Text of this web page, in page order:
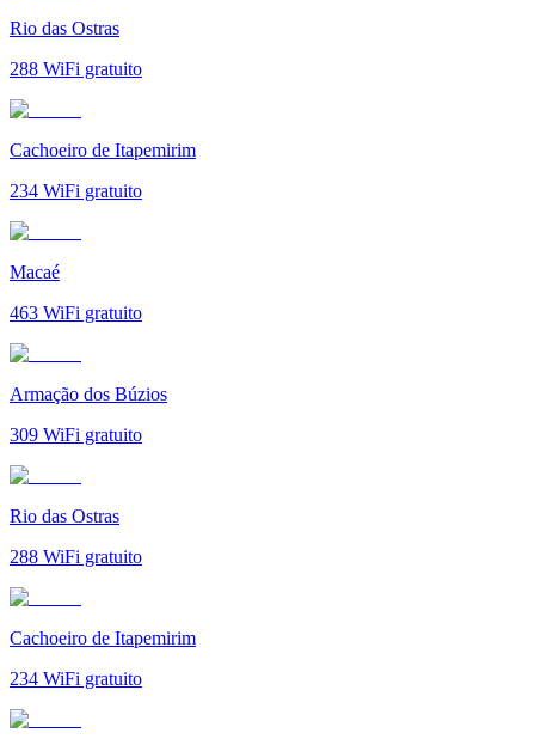
Rio das Ostras
288 WiFi gratuito
Cachoeiro de Itapemirim
234 WiFi gratuito
Macaé
463 WiFi gratuito
Armação dos Búzios
309 WiFi gratuito
Rio das Ostras
288 WiFi gratuito
Cachoeiro de Itapemirim
234 WiFi gratuito